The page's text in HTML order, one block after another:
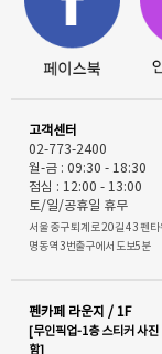
고객센터
02-773-2400
월-금 : 09:30 - 18:30
점심 : 12:00 - 13:00
토/일/공휴일 휴무
서울 중구 퇴계로 20길 43 펜타
명동역 3번출구에서 도보5분
펜카페 라운지 / 1F
[무인픽업-1층 스티커 사진
함]